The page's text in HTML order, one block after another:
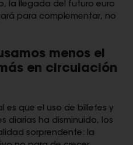
la llegada del futuro euro
para complementar, no
menos el
en circulación
es que el uso de billetes y
diarias ha disminuido, los
sorprendente: la